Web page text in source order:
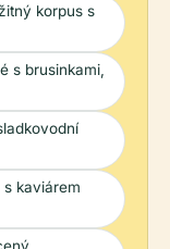
korpus s
s brusinkami,
kaviárem